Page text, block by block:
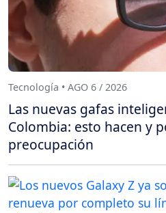
Tecnología • AGO 6 / 2026
Las nuevas gafas
Colombia: esto hacen y
preocupación